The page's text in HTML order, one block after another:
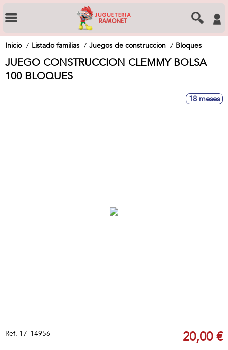
Inicio Listado familias Juegos de construccion Bloques
JUEGO CONSTRUCCION CLEMMY BOLSA
100 BLOQUES
18 meses
Ref. 17-14956 20,00 €